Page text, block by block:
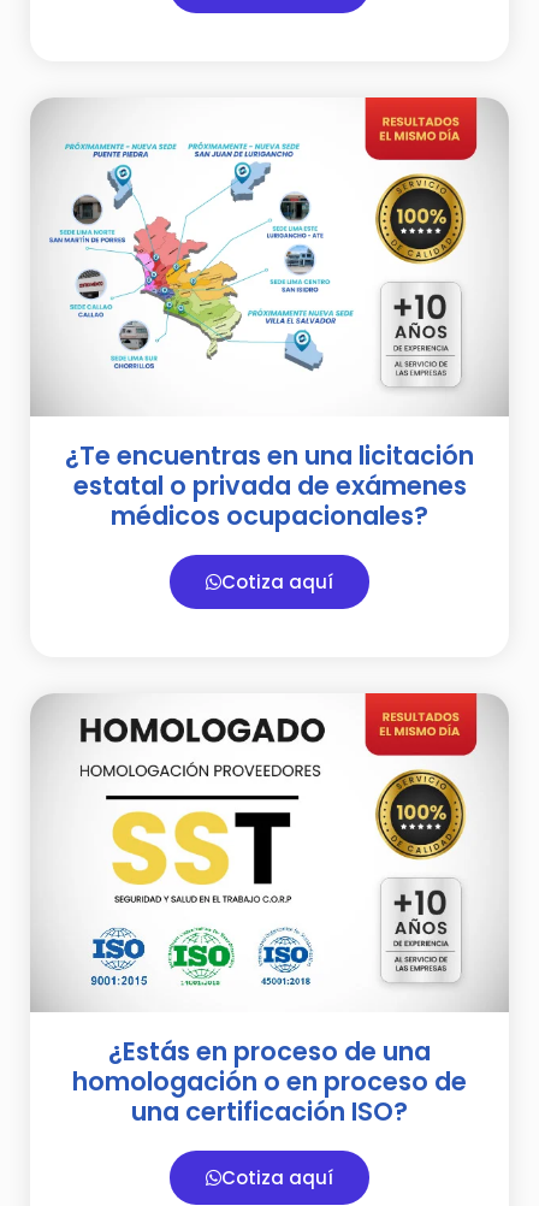
¿Te encuentras en una licitación
estatal o privada de exámenes
médicos ocupacionales?
Cotiza aquí
¿Estás en proceso de una
homologación o en proceso de
una certificación ISO?
Cotiza aquí